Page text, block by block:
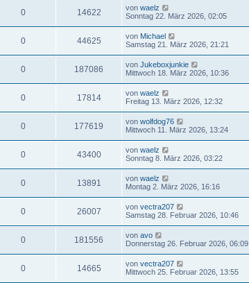
0 14622 von waelz
Sonntag 22. März 2026, 02:05
0 44625 von Michael
Samstag 21. März 2026, 21:21
0 187086 von Jukeboxjunkie
Mittwoch 18. März 2026, 10:36
0 17814 von waelz
Freitag 13. März 2026, 12:32
0 177619 von wolfdog76
Mittwoch 11. März 2026, 13:24
0 43400 von waelz
Sonntag 8. März 2026, 03:22
0 13891 von waelz
Montag 2. März 2026, 16:16
0 26007 von vectra207
Samstag 28. Februar 2026, 10:46
0 181556 von avo
Donnerstag 26. Februar 2026, 06:09
0 14665 von vectra207
Mittwoch 25. Februar 2026, 13:55